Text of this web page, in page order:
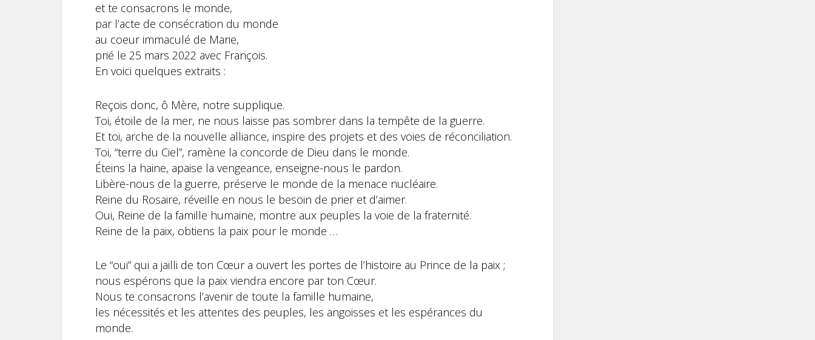
et te consacrons le monde,
par l’acte de consécration du monde
au coeur immaculé de Marie,
prié le 25 mars 2022 avec François.
En voici quelques extraits :
Reçois donc, ô Mère, notre supplique.
Toi, étoile de la mer, ne nous laisse pas sombrer dans la tempête de la guerre.
Et toi, arche de la nouvelle alliance, inspire des projets et des voies de réconciliation.
Toi, “terre du Ciel”, ramène la concorde de Dieu dans le monde.
Éteins la haine, apaise la vengeance, enseigne-nous le pardon.
Libère-nous de la guerre, préserve le monde de la menace nucléaire.
Reine du Rosaire, réveille en nous le besoin de prier et d’aimer.
Oui, Reine de la famille humaine, montre aux peuples la voie de la fraternité.
Reine de la paix, obtiens la paix pour le monde …
Le “oui” qui a jailli de ton Cœur a ouvert les portes de l’histoire au Prince de la paix ;
nous espérons que la paix viendra encore par ton Cœur.
Nous te consacrons l’avenir de toute la famille humaine,
les nécessités et les attentes des peuples, les angoisses et les espérances du
monde.